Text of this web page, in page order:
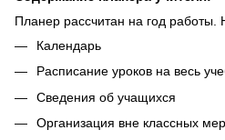
Планер рассчитан на год работы.
Календарь
Расписание уроков на весь
Сведения об учащихся
Организация вне классных